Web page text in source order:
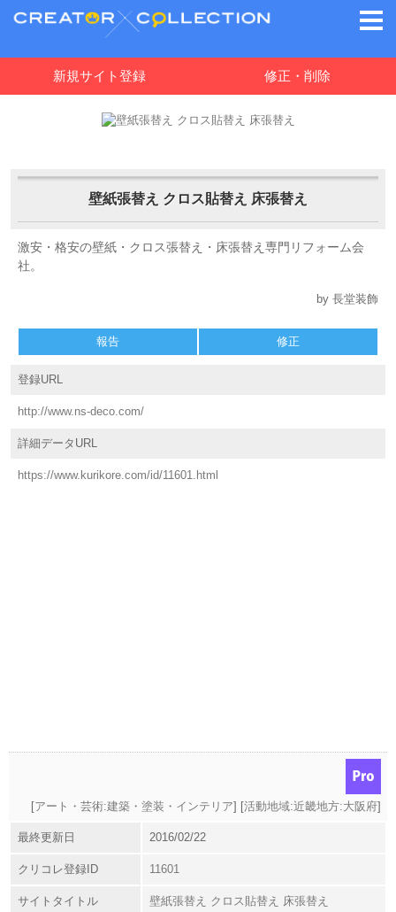
新規サイト登録 修正・削除
壁紙張替え クロス貼替え 床張替え
激安・格安の壁紙・クロス張替え・床張替え専門リフォーム会
社。
by 長堂装飾
報告 修正
登録URL
http://www.ns-deco.com/
詳細データURL
https://www.kurikore.com/id/11601.html
[アート・芸術:建築・塗装・インテリア] [活動地域:近畿地方:大阪府]
最終更新日 2016/02/22
クリコレ登録ID 11601
サイトタイトル 壁紙張替え クロス貼替え 床張替え